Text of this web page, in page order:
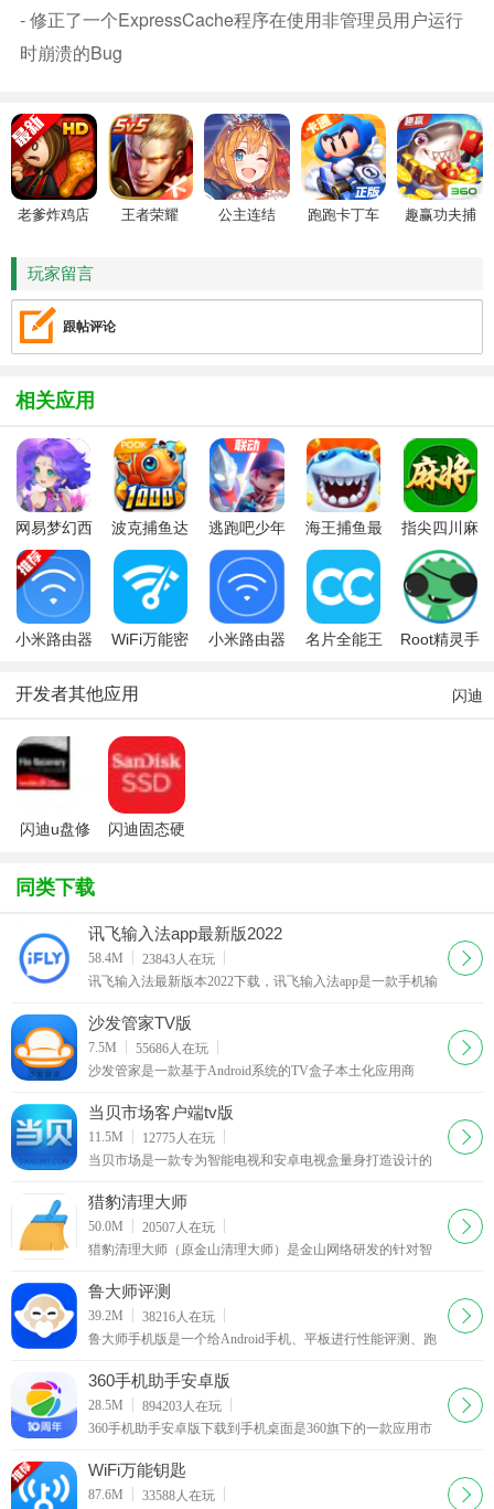
- 修正了一个ExpressCache程序在使用非管理员用户运行
时崩溃的bug
老爹炸鸡店
王者荣耀 公主连结 跑跑卡丁车
趣赢功夫捕
玩家留言
跟帖评论
相关应用
网易梦幻西
游手游
波克捕鱼达
人千炮版
2022微信版
本
逃跑吧少年
九游版最新
版
海王捕鱼最
新版官方正
版
指尖四川麻
将app最新
版
小米路由器
机版
WiFi万能密
小米路由器
名片全能王
Root精灵手
开发者其他应用 闪迪
闪迪u盘修
闪迪固态硬
同类下载
讯飞输入法app最新版2022
58.4M 23843人在玩
讯飞输入法最新版本2022下载，讯飞输入法app是一款手机输
很给力啊，有木有！讯飞输入法app支持多种方言识别，觉得
有用就来下载试用一下吧。
下载
沙发管家TV版
7.5M 55686人在玩
沙发管家是一款基于Android系统的TV盒子本土化应用商
子应用商店，为用户提供各类最适合在TV盒子上使用的软件
和游戏。我们的宗旨就是让每个使用沙发管家的用户拿起遥
控器，就像操作传统电视一样的简单方便---沙
下载
当贝市场客户端tv版
11.5M 12775人在玩
当贝市场是一款专为智能电视和安卓电视盒量身打造设计的
用，管理得心应手！当贝市场tv版现已适配天猫魔盒、小
米、乐视、迈乐
下载
猎豹清理大师
50.0M 20507人在玩
猎豹清理大师（原金山清理大师）是金山网络研发的针对智
类工具软件第一名。西西用着挺好的，清理的又快又干净
下载
鲁大师评测
39.2M 38216人在玩
鲁大师手机版是一个给Android手机、平板进行性能评测、跑
能”、“2D、3D绘图性能”、“数据库IO”、“SD卡读、写速
度”八项性能测试，通过合理的项目性能测试对手机的硬件性
能做一个整体评分
下载
360手机助手安卓版
28.5M 894203人在玩
360手机助手安卓版下载到手机桌面是360旗下的一款应用市
想下载软件游戏的朋友来说，这款360手机助手还是很实用的
下载
WiFi万能钥匙
87.6M 33588人在玩 下载